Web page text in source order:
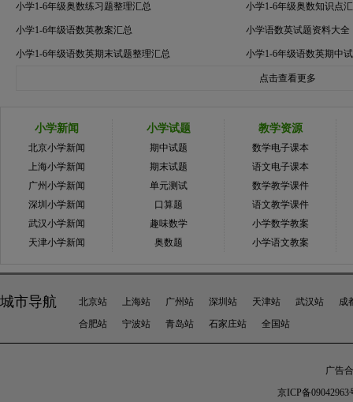
小学1-6年级奥数练习题整理汇总 小学1-6年级奥数知识点
小学1-6年级语数英教案汇总 小学语数英试题资料大全
小学1-6年级语数英期末试题整理汇总 小学1-6年级语数英期中
点击查看更多
小学新闻
北京小学新闻
上海小学新闻
广州小学新闻
深圳小学新闻
武汉小学新闻
天津小学新闻
小学试题
期中试题
期末试题
单元测试
口算题
趣味数学
奥数题
教学资源
数学电子课本
语文电子课本
数学教学课件
语文教学课件
小学数学教案
小学语文教案
城市导航 北京站 上海站 广州站 深圳站 天津站 武汉站
成
合肥站
宁波站 青岛站 石家庄站 全国站
广告
京ICP备09042963